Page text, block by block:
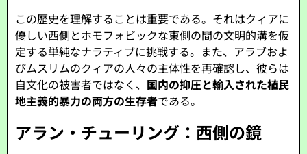
この歴史を理解することは重要である。それはクィアに
優しい西側とホモフォビックな東側の間の文明的溝を仮
定する単純なナラティブに挑戦する。また、アラブおよ
びムスリムのクィアの人々の主体性を再確認し、彼らは
自文化の被害者ではなく、 国内の抑圧と輸入された植民
地主義的暴力の両方の生存者である。
アラン・チューリング：西側の鏡